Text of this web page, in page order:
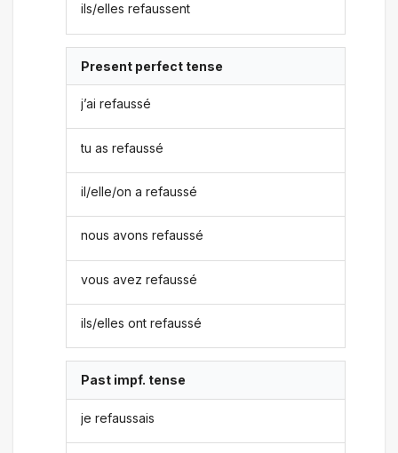
ils/elles refaussent
Present perfect tense
j’ai refaussé
tu as refaussé
il/elle/on a refaussé
nous avons refaussé
vous avez refaussé
ils/elles ont refaussé
Past impf. tense
je refaussais